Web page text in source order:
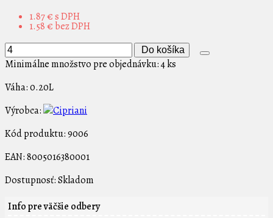
1.87 €s DPH
1.58 € bez DPH
Do košíka
Minimálne množstvo pre objednávku: 4 ks
Váha:0.20L
Výrobca:
Kód produktu:9006
EAN:8005016380001
Dostupnosť:Skladom
Info pre väčšie odbery